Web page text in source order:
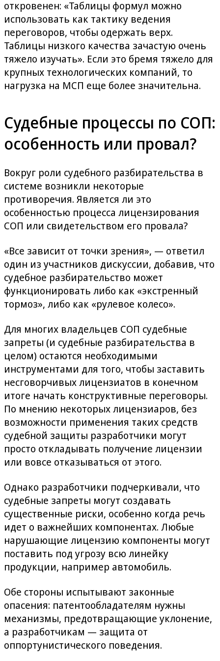
откровенен: «Таблицы формул можно
использовать как тактику ведения
переговоров, чтобы одержать верх.
Таблицы низкого качества зачастую очень
тяжело изучать». Если это бремя тяжело для
крупных технологических компаний, то
нагрузка на МСП еще более значительна.
Судебные процессы по СОП:
особенность или провал?
Вокруг роли судебного разбирательства в
системе возникли некоторые
противоречия. Является ли это
особенностью процесса лицензирования
СОП или свидетельством его провала?
«Все зависит от точки зрения», — ответил
один из участников дискуссии, добавив, что
судебное разбирательство может
функционировать либо как «экстренный
тормоз», либо как «рулевое колесо».
Для многих владельцев СОП судебные
запреты (и судебные разбирательства в
целом) остаются необходимыми
инструментами для того, чтобы заставить
несговорчивых лицензиатов в конечном
итоге начать конструктивные переговоры.
По мнению некоторых лицензиаров, без
возможности применения таких средств
судебной защиты разработчики могут
просто откладывать получение лицензии
или вовсе отказываться от этого.
Однако разработчики подчеркивали, что
судебные запреты могут создавать
существенные риски, особенно когда речь
идет о важнейших компонентах. Любые
нарушающие лицензию компоненты могут
поставить под угрозу всю линейку
продукции, например автомобиль.
Обе стороны испытывают законные
опасения: патентообладателям нужны
механизмы, предотвращающие уклонение,
а разработчикам — защита от
оппортунистического поведения.